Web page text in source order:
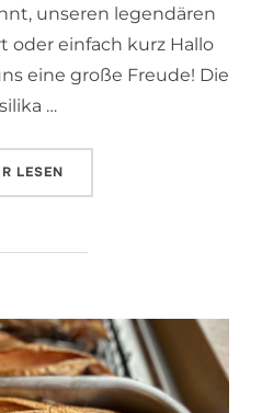
unseren legendären
oder einfach kurz Hallo
eine große Freude! Die
…
LESEN